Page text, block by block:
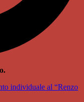
individuale al “Renzo